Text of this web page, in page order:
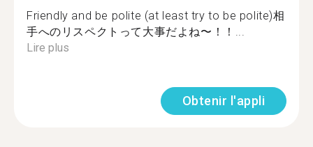
Friendly and be polite (at least try to be polite)相
手へのリスペクトって大事だよね〜！！...
Lire plus
Obtenir l'appli